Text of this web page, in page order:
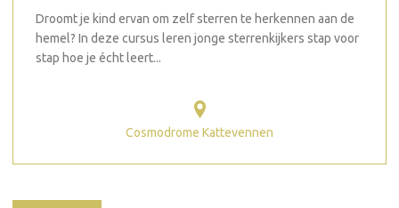
Droomt je kind ervan om zelf sterren te herkennen aan de
hemel? In deze cursus leren jonge sterrenkijkers stap voor
stap hoe je écht leert...
Cosmodrome Kattevennen